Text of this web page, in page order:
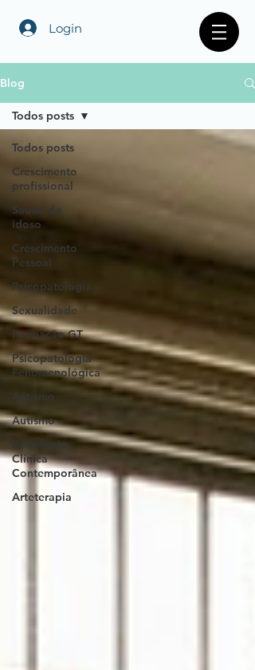
Login
Blog
Todos posts
Crescimento
profissional
Saúde do
idoso
Crescimento
Pessoal
Psicopatologia
Sexualidade
Formação GT
Psicopatologia
Fenomenológica
Autismo
Autismo
Psicologia
Clínica
Contemporânea
Arteterapia
Todos posts